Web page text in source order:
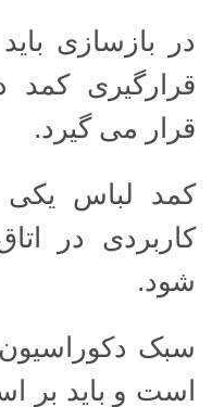
در بازسازی
قرارگیری کمد
قرار می گیرد.
کمد لباس یکی
کاربردی در
شود.
سبک دکوراسیون
است و باید بر